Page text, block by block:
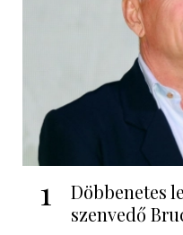
1
Döbbenetes
szenvedő